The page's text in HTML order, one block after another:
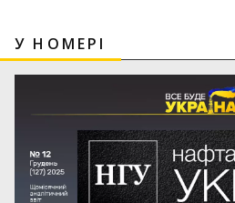
У НОМЕРІ